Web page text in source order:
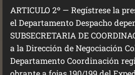
ARTICULO 2º — Regístrese la
el Departamento Despacho
SUBSECRETARIA DE
a la Dirección de Negociación
Departamento Coordinación